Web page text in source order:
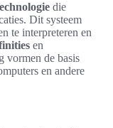
die
Dit systeem
te interpreteren en
en
vormen de basis
en andere